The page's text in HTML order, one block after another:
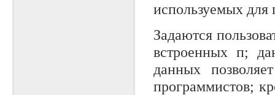
используемых для
Задаются
встроенных п;
данных
программистов;